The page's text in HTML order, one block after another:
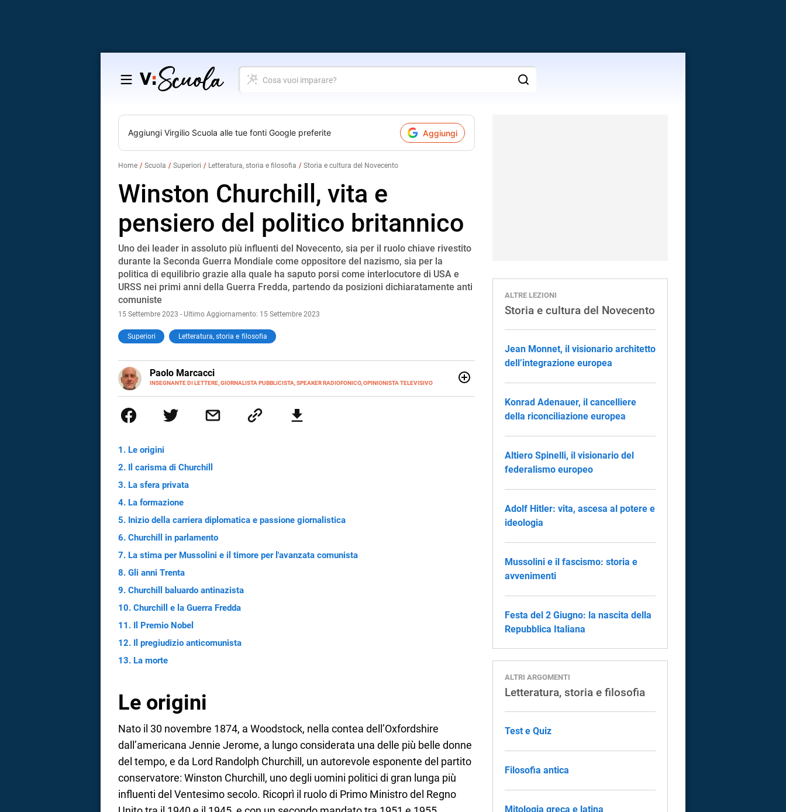
Salta
contenuto
Cosa
vuoi
Aggiungi Virgilio Scuola alle tue fonti Google preferite Aggiungi
Home Scuola Superiori Letteratura, storia e filosofia Storia e cultura del Novecento
Winston Churchill, vita e
pensiero del politico britannico
Uno dei leader in assoluto più influenti del Novecento, sia per il ruolo chiave rivestito
durante la Seconda Guerra Mondiale come oppositore del nazismo, sia per la
politica di equilibrio grazie alla quale ha saputo porsi come interlocutore di USA e
URSS nei primi anni della Guerra Fredda, partendo da posizioni dichiaratamente anti
comuniste
15 Settembre 2023 - Ultimo Aggiornamento: 15 Settembre 2023
Superiori Letteratura, storia e filosofia
Paolo Marcacci
INSEGNANTE DI LETTERE, GIORNALISTA PUBBLICISTA, SPEAKER RADIOFONICO, OPINIONISTA TELEVISIVO
E-
MAIL
è servita per diventare una firma delle altre. Per questo, mi sembra di non aver lavorato un
Le origini
Il carisma di Churchill
La sfera privata
La formazione
Inizio della carriera diplomatica e passione giornalistica
Churchill in parlamento
La stima per Mussolini e il timore per l'avanzata comunista
Gli anni Trenta
Churchill baluardo antinazista
Churchill e la Guerra Fredda
Il Premio Nobel
Il pregiudizio anticomunista
La morte
Le origini
Nato il 30 novembre 1874, a Woodstock, nella contea dell’Oxfordshire
dall’americana Jennie Jerome, a lungo considerata una delle più belle donne
del tempo, e da Lord Randolph Churchill, un autorevole esponente del partito
conservatore: Winston Churchill, uno degli uomini politici di gran lunga più
influenti del Ventesimo secolo. Ricoprì il ruolo di Primo Ministro del Regno
ALTRE LEZIONI
Storia e cultura del Novecento
Jean Monnet, il visionario architetto
dell’integrazione europea
Konrad Adenauer, il cancelliere
della riconciliazione europea
Altiero Spinelli, il visionario del
federalismo europeo
Adolf Hitler: vita, ascesa al potere e
ideologia
Mussolini e il fascismo: storia e
avvenimenti
Festa del 2 Giugno: la nascita della
Repubblica Italiana
ALTRI ARGOMENTI
Letteratura, storia e filosofia
Test e Quiz
Filosofia antica
Mitologia greca e latina